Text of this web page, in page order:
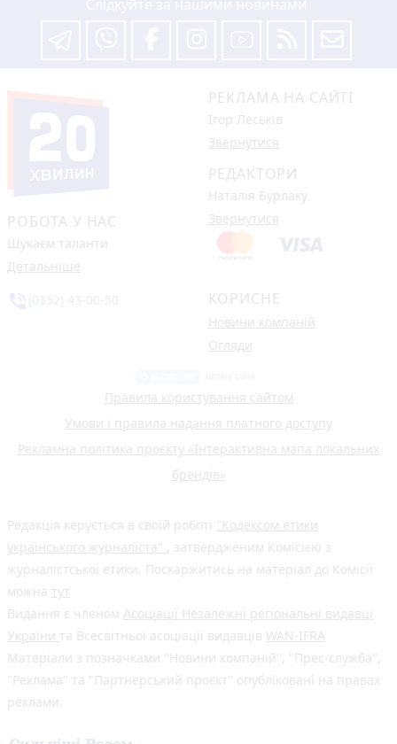
РОБОТА У НАС
Шукаєм таланти
Детальніше
РЕКЛАМА НА САЙТІ
Ігор Леськів
Звернутися
РЕДАКТОРИ
Наталія Бурлаку
Звернутися
КОРИСНЕ
Новини компаній
Огляди
Правила користування сайтом
Умови і правила надання платного доступу
Рекламна політика проєкту «Інтерактивна мапа локальних
брендів»
Редакція керується в своїй роботі "Кодексом етики
українського журналіста" , затвердженим Комісією з
журналістської етики. Поскаржитись на матеріал до Комісії
можна тут
Видання є членом Асоціації Незалежні регіональні видавці
України та Всесвітньої асоціації видавців WAN-IFRA
Матеріали з позначками "Новини компаній", "Прес-служба",
"Реклама" та "Партнерський проєкт" опубліковані на правах
реклами.